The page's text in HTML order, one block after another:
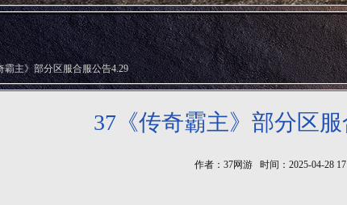
霸主》部分区服合服公告4.29
37《传奇霸主》部分区
作者：37网游 时间：2025-04-28